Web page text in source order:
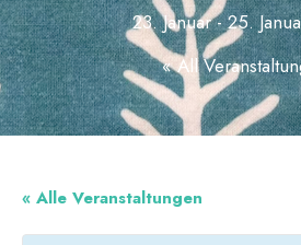
23. Januar-25.
« All
« Alle Veranstaltungen